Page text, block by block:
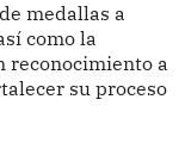
medallas a
como la
reconocimiento a
su proceso